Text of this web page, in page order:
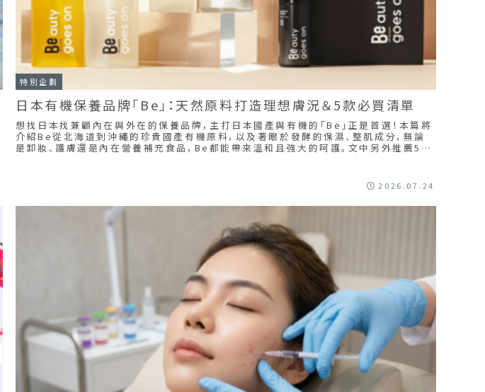
特別企劃
日本有機保養品牌「Be」：天然原料打造理想膚況＆5款必買清單
想找日本找兼顧內在與外在的保養品牌，主打日本國產與有機的「Be」正是首選！本篇將
介紹Be從北海道到沖繩的珍貴國產有機原料，以及著眼於發酵的保濕、整肌成分，無論
是卸妝、護膚還是內在營養補充食品，Be都能帶來溫和且強大的呵護。文中另外推薦5款
2026.07.24